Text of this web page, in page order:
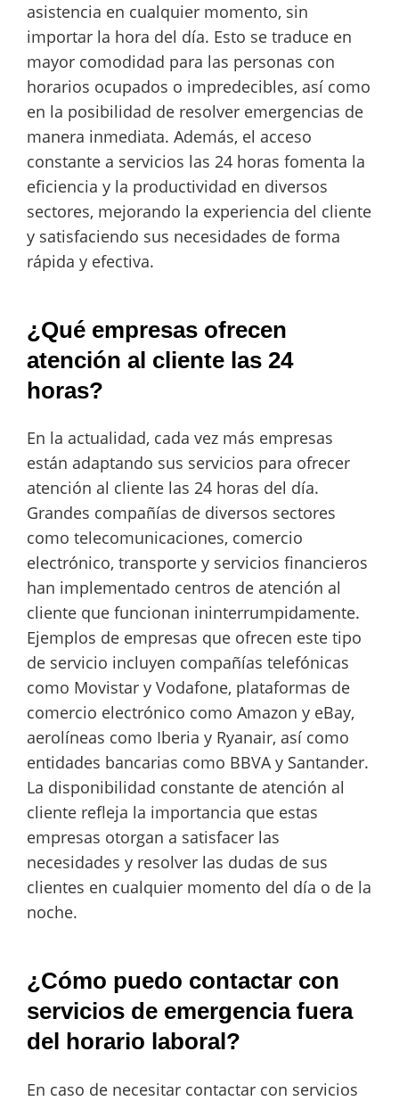
asistencia en cualquier momento, sin
importar la hora del día. Esto se traduce en
mayor comodidad para las personas con
horarios ocupados o impredecibles, así como
en la posibilidad de resolver emergencias de
manera inmediata. Además, el acceso
constante a servicios las 24 horas fomenta la
eficiencia y la productividad en diversos
sectores, mejorando la experiencia del cliente
y satisfaciendo sus necesidades de forma
rápida y efectiva.
¿Qué empresas ofrecen
atención al cliente las 24
horas?
En la actualidad, cada vez más empresas
están adaptando sus servicios para ofrecer
atención al cliente las 24 horas del día.
Grandes compañías de diversos sectores
como telecomunicaciones, comercio
electrónico, transporte y servicios financieros
han implementado centros de atención al
cliente que funcionan ininterrumpidamente.
Ejemplos de empresas que ofrecen este tipo
de servicio incluyen compañías telefónicas
como Movistar y Vodafone, plataformas de
comercio electrónico como Amazon y eBay,
aerolíneas como Iberia y Ryanair, así como
entidades bancarias como BBVA y Santander.
La disponibilidad constante de atención al
cliente refleja la importancia que estas
empresas otorgan a satisfacer las
necesidades y resolver las dudas de sus
clientes en cualquier momento del día o de la
noche.
¿Cómo puedo contactar con
servicios de emergencia fuera
del horario laboral?
En caso de necesitar contactar con servicios